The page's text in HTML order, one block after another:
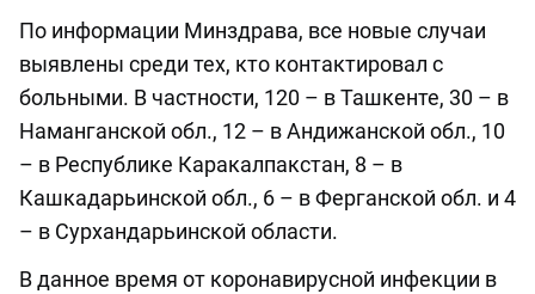
По информации Минздрава, все новые случаи
выявлены среди тех, кто контактировал с
больными. В частности, 120 – в Ташкенте, 30 – в
Наманганской обл., 12 – в Андижанской обл., 10
– в Республике Каракалпакстан, 8 – в
Кашкадарьинской обл., 6 – в Ферганской обл. и 4
– в Сурхандарьинской области.
В данное время от коронавирусной инфекции в